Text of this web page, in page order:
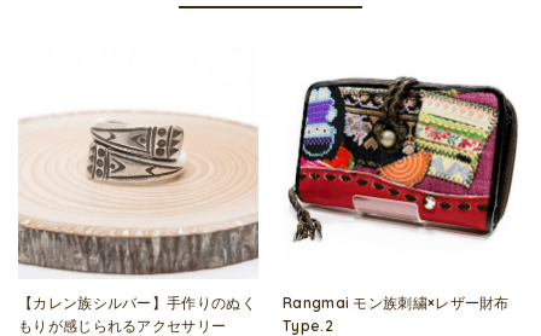
【カレン族シルバー】手作りのぬく
もりが感じられるアクセサリー
Rangmai モン族刺繍×レザー財布
Type.2